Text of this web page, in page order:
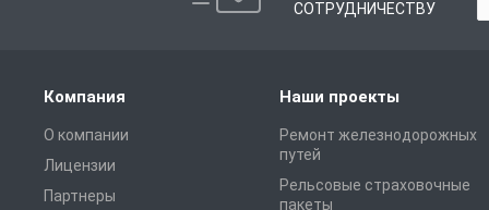
СОТРУДНИЧЕСТВУ
Компания
О компании
Лицензии
Партнеры
Наши проекты
Ремонт железнодорожных
путей
Рельсовые страховочные
пакеты